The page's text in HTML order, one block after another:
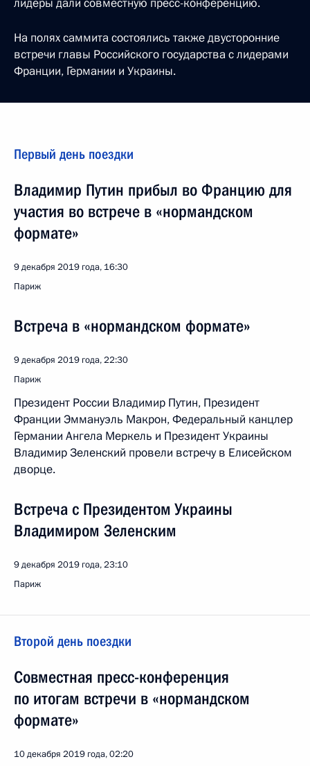
На полях саммита состоялись также двусторонние
встречи главы Российского государства с лидерами
Франции, Германии и Украины.
Первый день поездки
Владимир Путин прибыл во Францию для
участия во встрече в «нормандском
формате»
9 декабря 2019 года, 16:30
Париж
Встреча в «нормандском формате»
9 декабря 2019 года, 22:30
Париж
Президент России Владимир Путин, Президент
Франции Эммануэль Макрон, Федеральный канцлер
Германии Ангела Меркель и Президент Украины
Владимир Зеленский провели встречу в Елисейском
дворце.
Встреча с Президентом Украины
Владимиром Зеленским
9 декабря 2019 года, 23:10
Париж
Второй день поездки
Совместная пресс-конференция
по итогам встречи в «нормандском
формате»
10 декабря 2019 года, 02:20